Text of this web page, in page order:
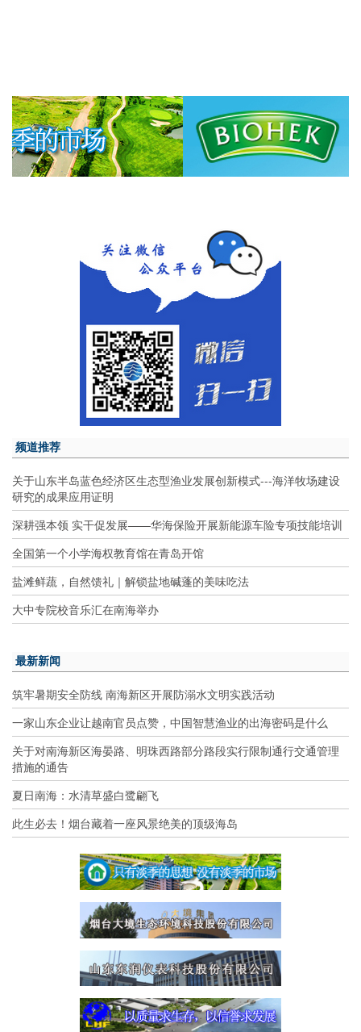
频道推荐
关于山东半岛蓝色经济区生态型渔业发展创新模式---海洋牧场建设
研究的成果应用证明
深耕强本领 实干促发展——华海保险开展新能源车险专项技能培训
全国第一个小学海权教育馆在青岛开馆
盐滩鲜蔬，自然馈礼｜解锁盐地碱蓬的美味吃法
大中专院校音乐汇在南海举办
最新新闻
筑牢暑期安全防线 南海新区开展防溺水文明实践活动
一家山东企业让越南官员点赞，中国智慧渔业的出海密码是什么
关于对南海新区海晏路、明珠西路部分路段实行限制通行交通管理
措施的通告
夏日南海：水清草盛白鹭翩飞
此生必去！烟台藏着一座风景绝美的顶级海岛